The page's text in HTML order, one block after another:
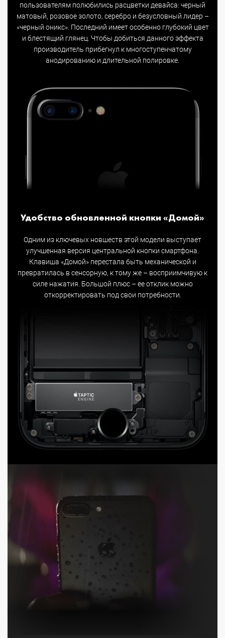
пользователям полюбились расцветки девайса: черный
матовый, розовое золото, серебро и безусловный лидер –
«черный оникс». Последний имеет особенно глубокий цвет
и блестящий глянец. Чтобы добиться данного эффекта
производитель прибегнул к многоступенчатому
анодированию и длительной полировке.
Удобство обновленной кнопки «Домой»
Одним из ключевых новшеств этой модели выступает
улучшенная версия центральной кнопки смартфона.
Клавиша «Домой» перестала быть механической и
превратилась в сенсорную, к тому же – восприимчивую к
силе нажатия. Большой плюс – ее отклик можно
откорректировать под свои потребности.